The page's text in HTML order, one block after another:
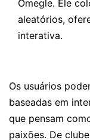
Omegle. Ele
aleatórios,
interativa.
Os usuários
baseadas em
que pensam
paixões. De